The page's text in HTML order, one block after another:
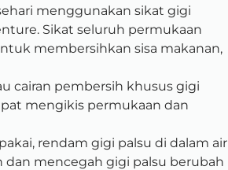
menggunakan sikat gigi
Sikat seluruh permukaan
membersihkan sisa makanan,
cairan pembersih khusus gigi
mengikis permukaan dan
rendam gigi palsu di dalam air
mencegah gigi palsu berubah